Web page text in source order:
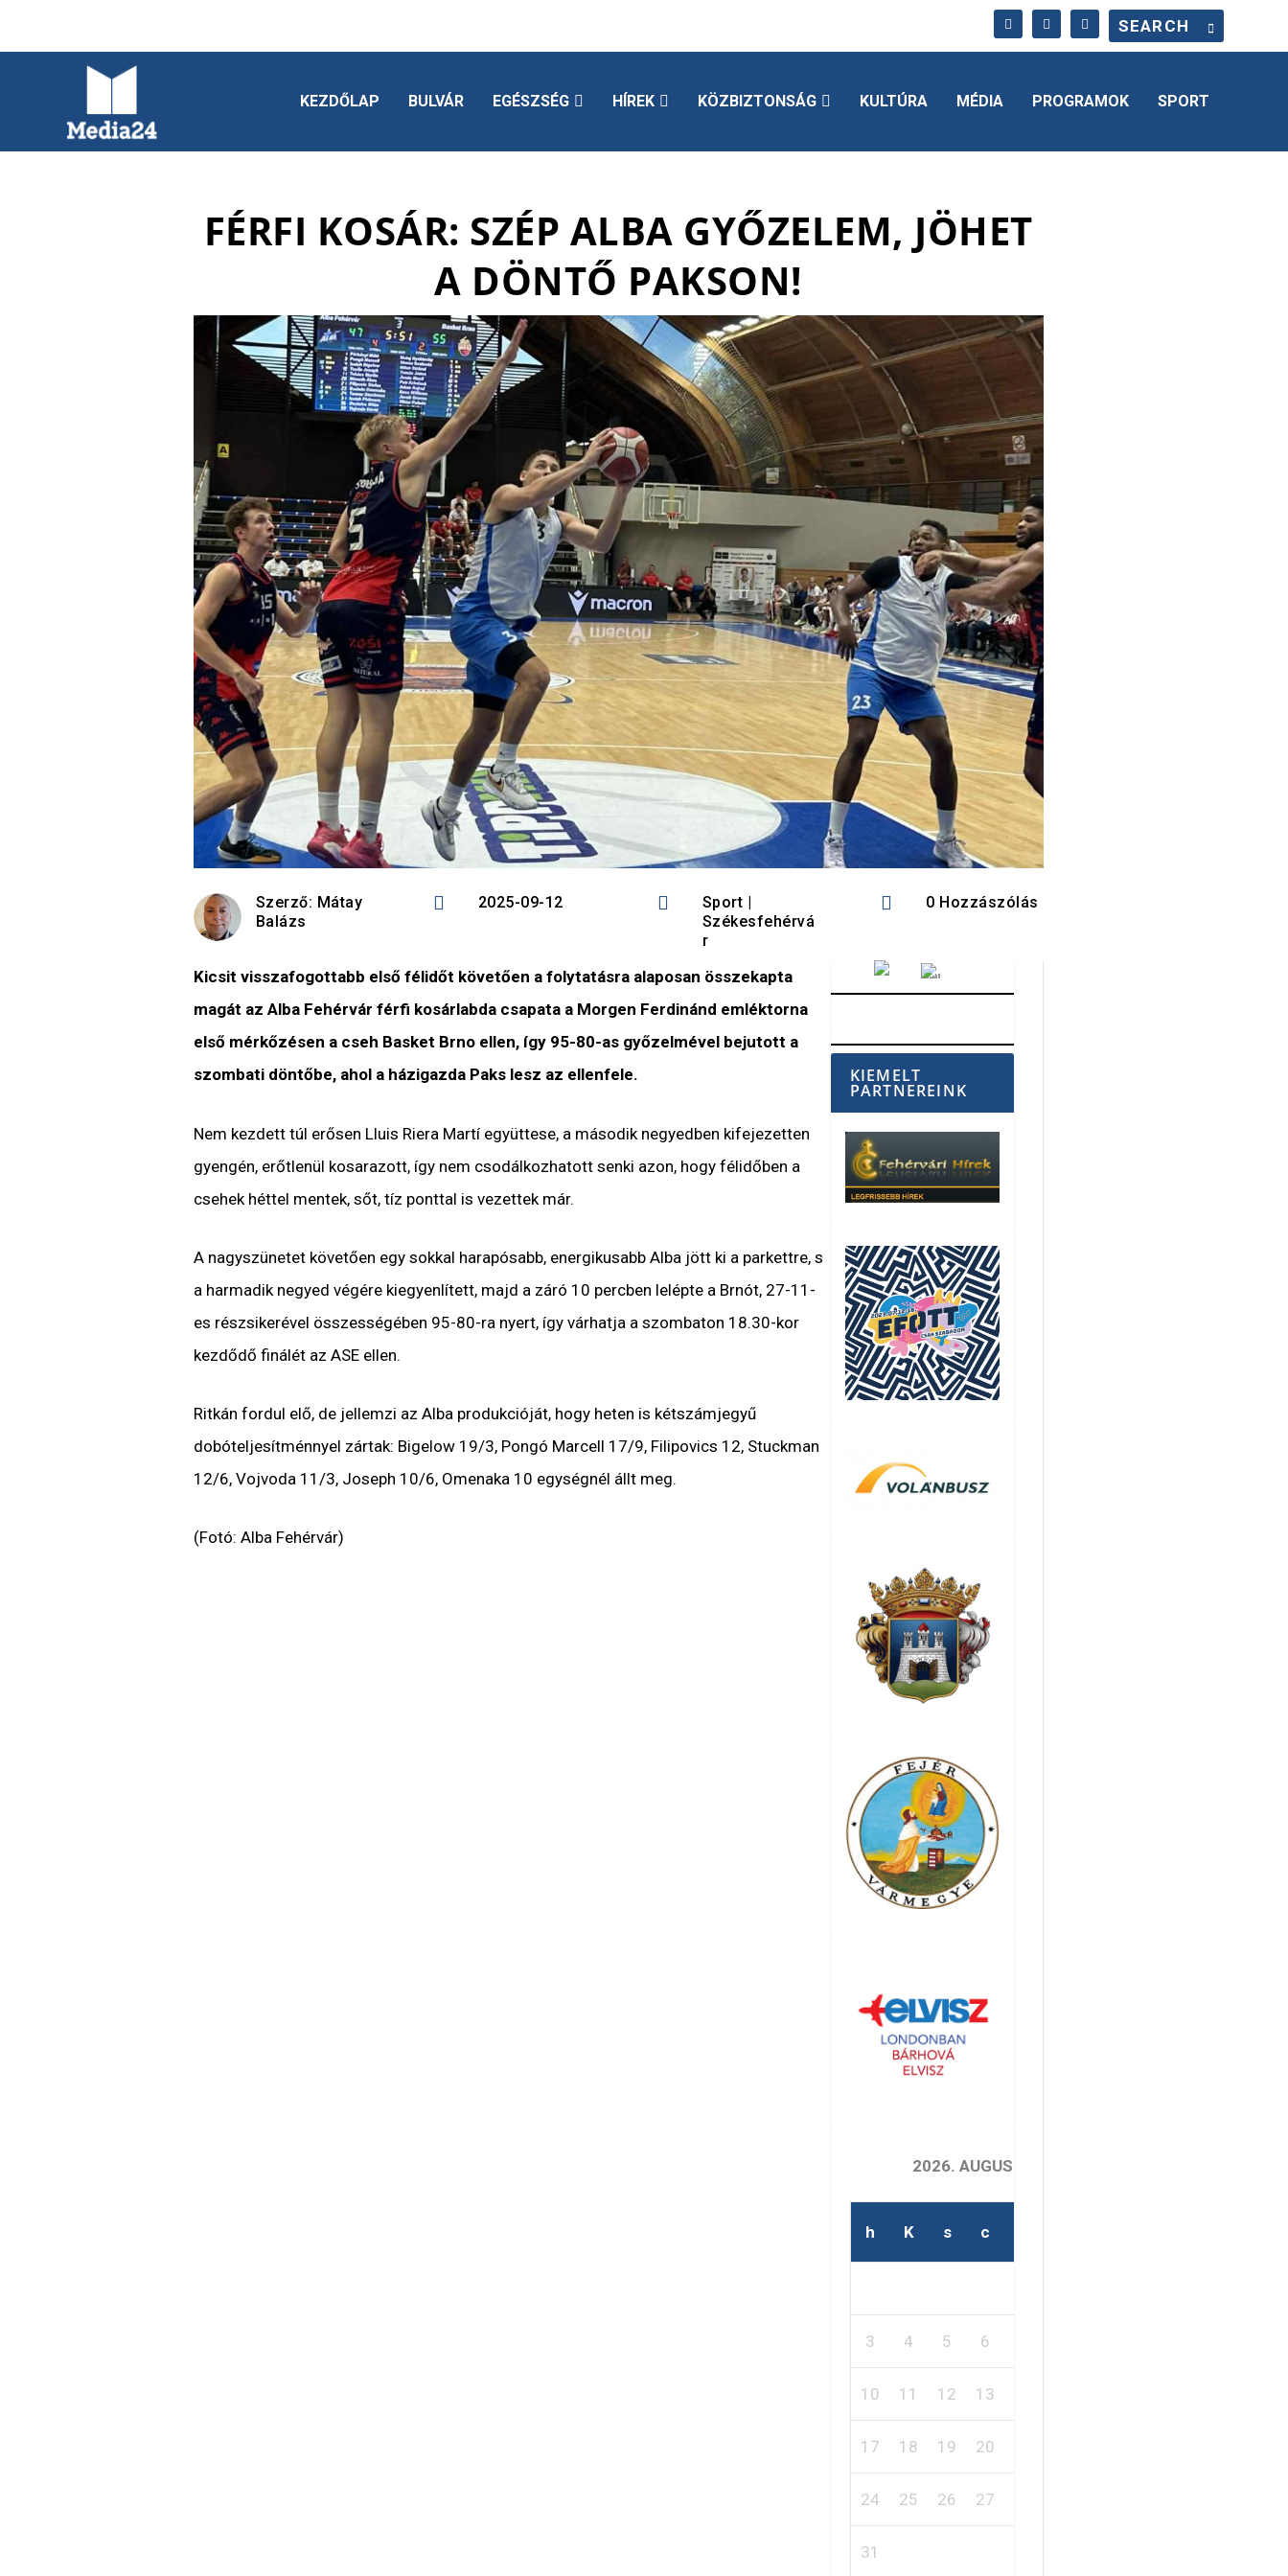
KEZDŐLAP BULVÁR EGÉSZSÉG HÍREK KÖZBIZTONSÁG KULTÚRA MÉDIA PROGRAMOK SPORT
FÉRFI KOSÁR: SZÉP ALBA GYŐZELEM, JÖHET
A DÖNTŐ PAKSON!
Szerző: Mátay
Balázs
 2025-09-12  Sport
Székesfehérvá
r
 0 Hozzászólás
Kicsit visszafogottabb első félidőt követően a folytatásra alaposan összekapta
magát az Alba Fehérvár férfi kosárlabda csapata a Morgen Ferdinánd emléktorna
első mérkőzésen a cseh Basket Brno ellen, így 95-80-as győzelmével bejutott a
szombati döntőbe, ahol a házigazda Paks lesz az ellenfele.
Nem kezdett túl erősen Lluis Riera Martí együttese, a második negyedben kifejezetten
gyengén, erőtlenül kosarazott, így nem csodálkozhatott senki azon, hogy félidőben a
csehek héttel mentek, sőt, tíz ponttal is vezettek már.
A nagyszünetet követően egy sokkal harapósabb, energikusabb Alba jött ki a parkettre, s
a harmadik negyed végére kiegyenlített, majd a záró 10 percben lelépte a Brnót, 27-11-
es részsikerével összességében 95-80-ra nyert, így várhatja a szombaton 18.30-kor
kezdődő finálét az ASE ellen.
Ritkán fordul elő, de jellemzi az Alba produkcióját, hogy heten is kétszámjegyű
dobóteljesítménnyel zártak: Bigelow 19/3, Pongó Marcell 17/9, Filipovics 12, Stuckman
12/6, Vojvoda 11/3, Joseph 10/6, Omenaka 10 egységnél állt meg.
(Fotó: Alba Fehérvár)
KIEMELT
PARTNEREINK
2026. AUGUSZTUS
h K s c
3 4 5 6
10 11 12 13
17 18 19 20
24 25 26 27
31